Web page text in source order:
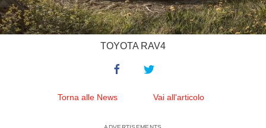
TOYOTA RAV4
Torna alle News Vai all'articolo